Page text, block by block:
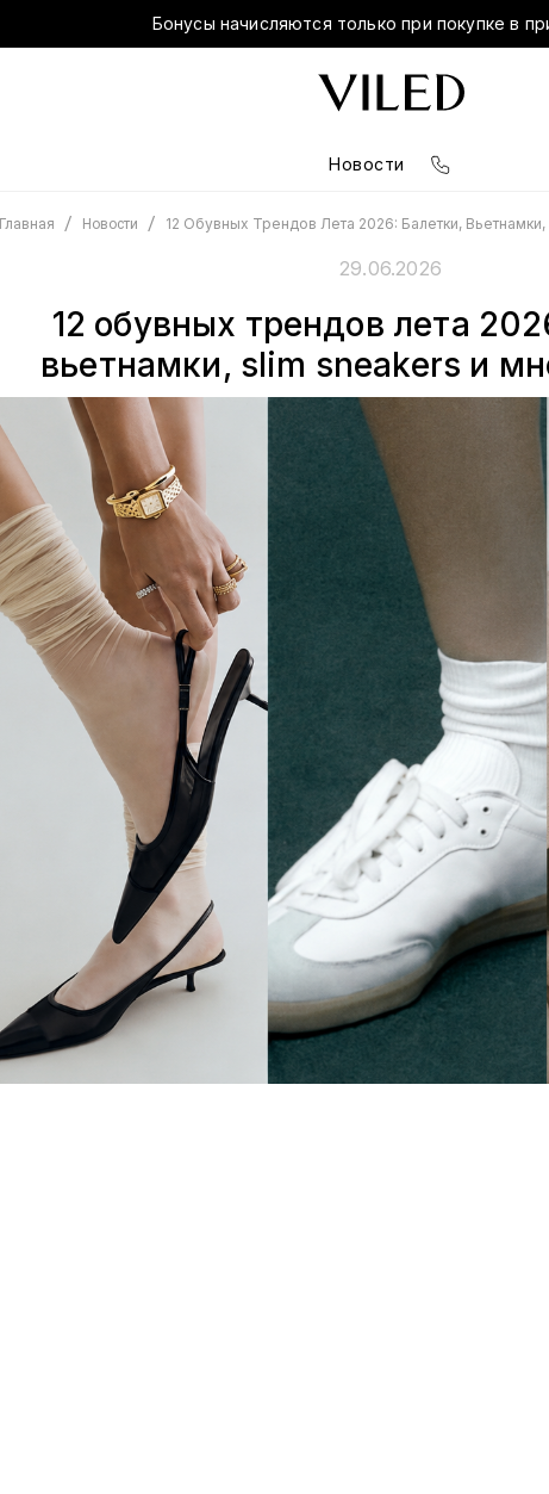
Бонусы начисляются только при покупке в
Новости
Главная / Новости / 12 Обувных Трендов Лета 2026: Балетки,
29.06.2026
12 обувных трендов лета
вьетнамки, slim sneakers и